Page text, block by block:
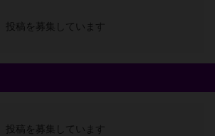
投稿を募集しています
投稿を募集しています